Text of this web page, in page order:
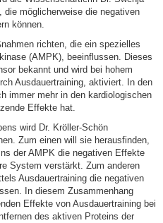
die möglicherweise die negativen
können.
richten, die ein spezielles
(AMPK), beeinflussen. Dieses
bekannt und wird bei hohem
Ausdauertraining, aktiviert. In den
immer mehr in den kardiologischen
Effekte hat.
wird Dr. Kröller-Schön
Zum einen will sie herausfinden,
der AMPK die negativen Effekte
System verstärkt. Zum anderen
Ausdauertraining die negativen
In diesem Zusammenhang
Effekte von Ausdauertraining bei
des aktiven Proteins der